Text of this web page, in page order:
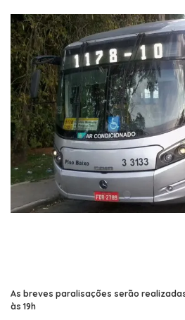
As breves paralisações serão
às 19h